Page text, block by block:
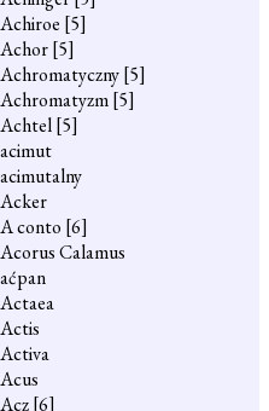
Achiroe [5]
Achor[5]
Achromatyczny[5]
Achromatyzm[5]
Achtel[5]
acimut
acimutalny
Acker
A conto [6]
Acorus Calamus
aćpan
Actaea
Actis
Activa
Acus
Acz[6]